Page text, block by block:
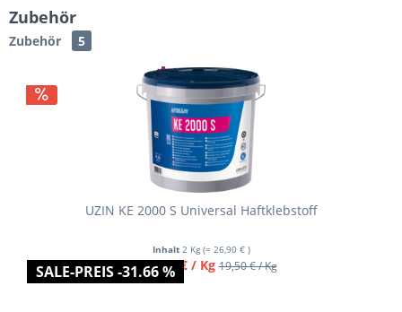
Zubehör
Zubehör 5
SALE-PREIS -31.66 %
UZIN KE 2000 S Universal Haftklebstoff
Inhalt 2 Kg (= 26,90 € )
ab 13,45 € / Kg 19,50 € / Kg
Varianten